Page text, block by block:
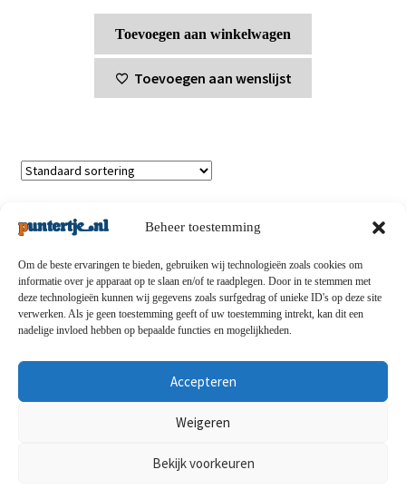
Beheer toestemming
Om de beste ervaringen te bieden, gebruiken wij technologieën zoals cookies om
informatie over je apparaat op te slaan en/of te raadplegen. Door in te stemmen met
deze technologieën kunnen wij gegevens zoals surfgedrag of unieke ID's op deze site
verwerken. Als je geen toestemming geeft of uw toestemming intrekt, kan dit een
nadelige invloed hebben op bepaalde functies en mogelijkheden.
Accepteren
Weigeren
Bekijk voorkeuren
Toevoegen aan winkelwagen
Toevoegen aan wenslijst
Privacybeleid-Verzending en retouren-Algemene
voorwaarden-Disclaimert-Betaalmethoden-Over ons
Contact